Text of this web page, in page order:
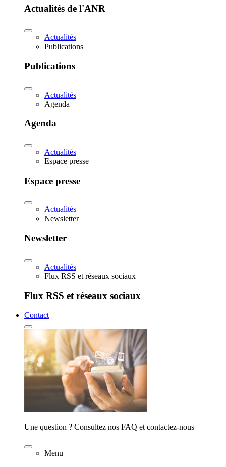
Actualités de l'ANR
Actualités
Publications
Publications
Actualités
Agenda
Agenda
Actualités
Espace presse
Espace presse
Actualités
Newsletter
Newsletter
Actualités
Flux RSS et réseaux sociaux
Flux RSS et réseaux sociaux
Contact
Une question ? Consultez nos FAQ et contactez-nous
Menu